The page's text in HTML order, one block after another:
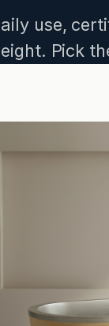
use,
Pick